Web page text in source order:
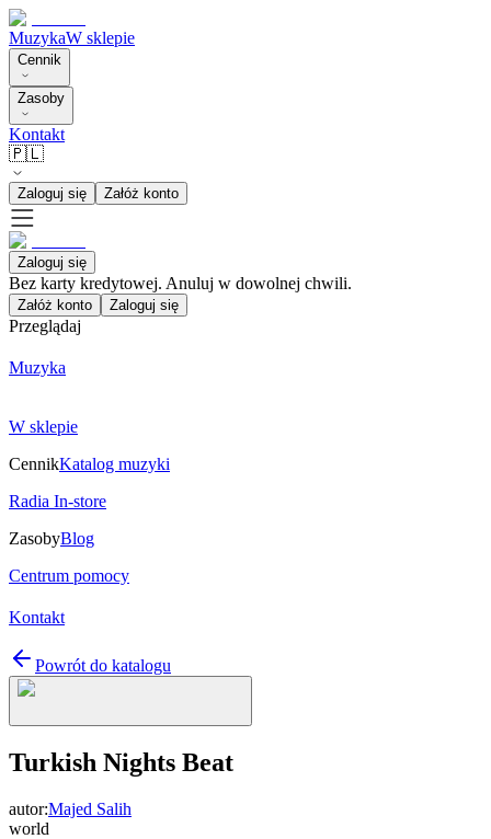
MuzykaW sklepie
Cennik
Zasoby
Kontakt
🇵🇱
Zaloguj się Załóż konto
Zaloguj się
Bez karty kredytowej. Anuluj w dowolnej chwili.
Załóż konto Zaloguj się
Przeglądaj
Muzyka
W sklepie
CennikKatalog muzyki
Radia In-store
ZasobyBlog
Centrum pomocy
Kontakt
Powrót do katalogu
Turkish Nights Beat
autor:Majed Salih
world